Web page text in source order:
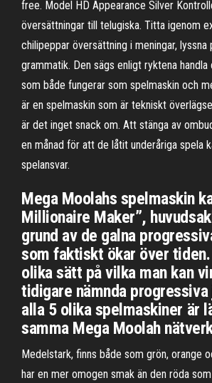
free. Model HD Appearance Silver
översättningar till telugiska. Titta igenom
chilipeppar översättning i meningar, lyssna
grammatik. Den sägs enligt ryktena
som både fungerar som spelmaskin och
är en spelmaskin som är tekniskt
är det inget snack om. Att stänga av
en månad för att de låtit underåriga spela
spelansvar.
Mega Moolahs spelmaskin
Millionaire Maker”,
grund av de galna
som faktiskt ökar över
olika sätt på vilka man kan
tidigare nämnda
alla 5 olika spelmaskiner är
samma Mega Moolah
Medelstark, finns både som grön, orange
har en mer omogen smak än den röda